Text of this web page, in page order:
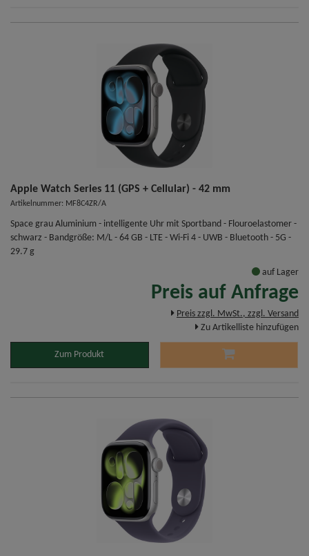
Apple Watch Series 11 (GPS + Cellular) - 42 mm
Artikelnummer: MF8C4ZR/A
Space grau Aluminium - intelligente Uhr mit Sportband - Flouroelastomer -
schwarz - Bandgröße: M/L - 64 GB - LTE - Wi-Fi 4 - UWB - Bluetooth - 5G -
29.7 g
auf Lager
Preis auf Anfrage
Preis zzgl. MwSt., zzgl. Versand
Zu Artikelliste hinzufügen
Zum Produkt